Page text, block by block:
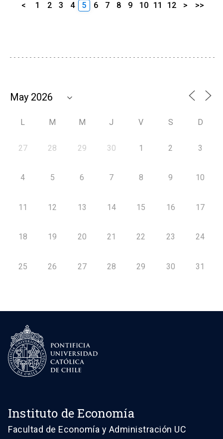
< 1 2 3 4 5 6 7 8 9 10 11 12 > >>
L M M J V S D
27 28 29 30 1 2 3
4 5 6 7 8 9 10
11 12 13 14 15 16 17
18 19 20 21 22 23 24
25 26 27 28 29 30 31
Instituto de Economía
Facultad de Economía y Administración UC